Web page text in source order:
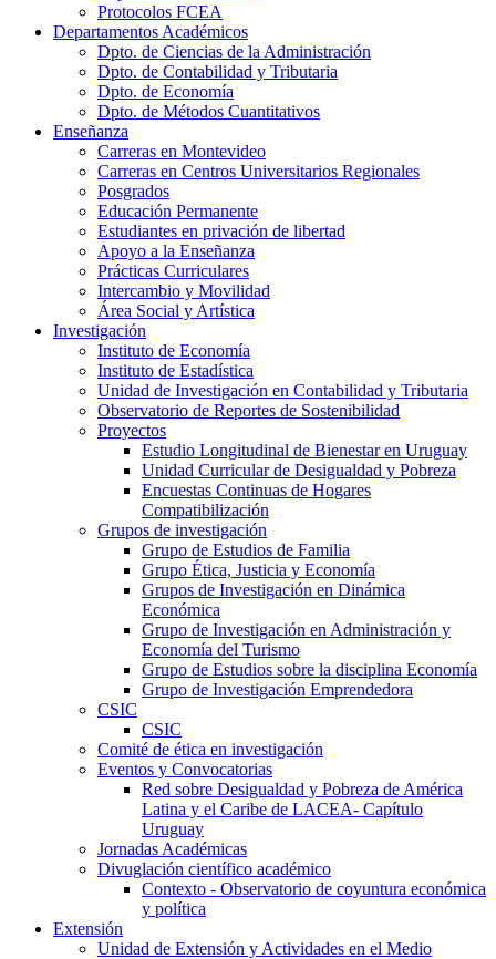
Protocolos FCEA
Departamentos Académicos
Dpto. de Ciencias de la Administración
Dpto. de Contabilidad y Tributaria
Dpto. de Economía
Dpto. de Métodos Cuantitativos
Enseñanza
Carreras en Montevideo
Carreras en Centros Universitarios Regionales
Posgrados
Educación Permanente
Estudiantes en privación de libertad
Apoyo a la Enseñanza
Prácticas Curriculares
Intercambio y Movilidad
Área Social y Artística
Investigación
Instituto de Economía
Instituto de Estadística
Unidad de Investigación en Contabilidad y Tributaria
Observatorio de Reportes de Sostenibilidad
Proyectos
Estudio Longitudinal de Bienestar en Uruguay
Unidad Curricular de Desigualdad y Pobreza
Encuestas Continuas de Hogares
Compatibilización
Grupos de investigación
Grupo de Estudios de Familia
Grupo Ética, Justicia y Economía
Grupos de Investigación en Dinámica
Económica
Grupo de Investigación en Administración y
Economía del Turismo
Grupo de Estudios sobre la disciplina Economía
Grupo de Investigación Emprendedora
CSIC
CSIC
Comité de ética en investigación
Eventos y Convocatorias
Red sobre Desigualdad y Pobreza de América
Latina y el Caribe de LACEA- Capítulo
Uruguay
Jornadas Académicas
Divuglación científico académico
Contexto - Observatorio de coyuntura económica
y política
Extensión
Unidad de Extensión y Actividades en el Medio